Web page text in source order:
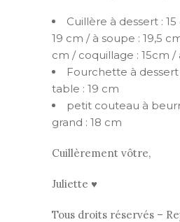
Cuillère à dessert :
19 cm / à soupe : 19,5
cm / coquillage : 15cm /
Fourchette à dessert
table : 19 cm
petit couteau à
grand : 18 cm
Cuillèrement vôtre,
Juliette ♥
Tous droits réservés –